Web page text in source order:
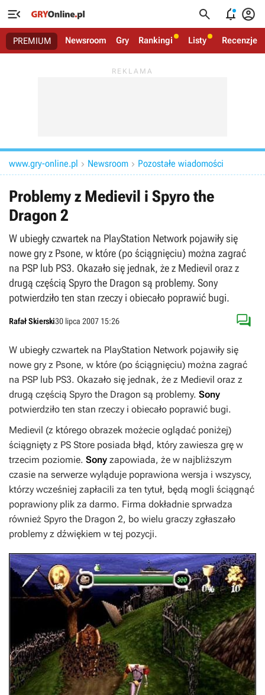
   
PREMIUM Newsroom Gry Rankingi Listy Recenzje
www.gry-online.pl  Newsroom  Pozostałe wiadomości
Problemy z Medievil i Spyro the
Dragon 2
W ubiegły czwartek na PlayStation Network pojawiły się
nowe gry z Psone, w które (po ściągnięciu) można zagrać
na PSP lub PS3. Okazało się jednak, że z Medievil oraz z
drugą częścią Spyro the Dragon są problemy. Sony
potwierdziło ten stan rzeczy i obiecało poprawić bugi.
Rafał Skierski30 lipca 2007 15:26 
W ubiegły czwartek na PlayStation Network pojawiły się
nowe gry z Psone, w które (po ściągnięciu) można zagrać
na PSP lub PS3. Okazało się jednak, że z Medievil oraz z
drugą częścią Spyro the Dragon są problemy. Sony
potwierdziło ten stan rzeczy i obiecało poprawić bugi.
Medievil (z którego obrazek możecie oglądać poniżej)
ściągnięty z PS Store posiada błąd, który zawiesza grę w
trzecim poziomie. Sony zapowiada, że w najbliższym
czasie na serwerze wyląduje poprawiona wersja i wszyscy,
którzy wcześniej zapłacili za ten tytuł, będą mogli ściągnąć
poprawiony plik za darmo. Firma dokładnie sprwadza
również Spyro the Dragon 2, bo wielu graczy zgłaszało
problemy z dźwiękiem w tej pozycji.